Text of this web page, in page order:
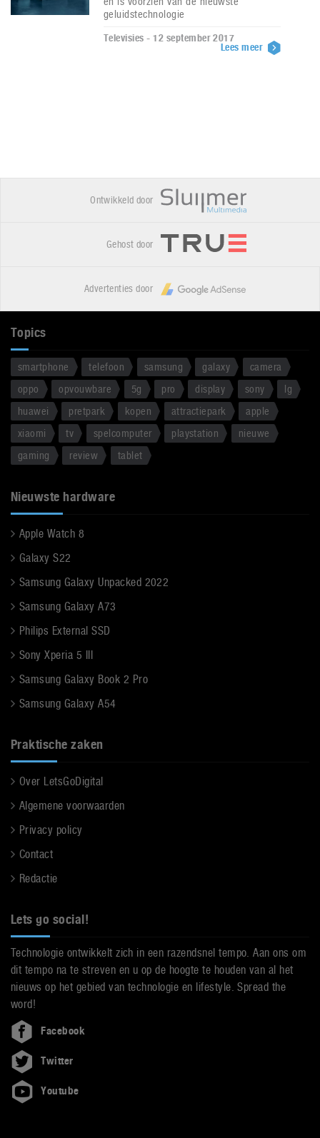
geluidstechnologie
Televisies - 12 september 2017
Lees meer
Ontwikkeld door
Gehost door
Advertenties door
Topics
smartphone telefoon samsung galaxy
camera
oppo
opvouwbare 5g pro display sony
lg
huawei
pretpark kopen attractiepark
apple
xiaomi
tv spelcomputer playstation
nieuwe
gaming
review tablet
Nieuwste hardware
Apple Watch 8
Galaxy S22
Samsung Galaxy Unpacked 2022
Samsung Galaxy A73
Philips External SSD
Sony Xperia 5 III
Samsung Galaxy Book 2 Pro
Samsung Galaxy A54
Praktische zaken
Over LetsGoDigital
Algemene voorwaarden
Privacy policy
Contact
Redactie
Lets go social!
Technologie ontwikkelt zich in een razendsnel tempo. Aan ons om
dit tempo na te streven en u op de hoogte te houden van al het
nieuws op het gebied van technologie en lifestyle. Spread the
word!
Facebook
Twitter
Youtube